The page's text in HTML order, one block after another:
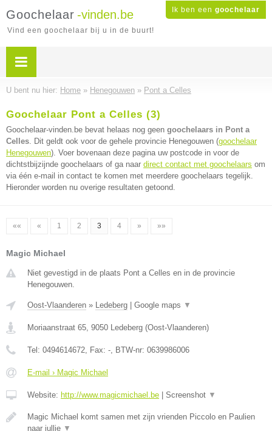
Ik ben een goochelaar
Goochelaar -vinden.be
Vind een goochelaar bij u in de buurt!
U bent nu hier: Home » Henegouwen » Pont a Celles
Goochelaar Pont a Celles (3)
Goochelaar-vinden.be bevat helaas nog geen goochelaars in Pont a
Celles. Dit geldt ook voor de gehele provincie Henegouwen (goochelaar
Henegouwen). Voer bovenaan deze pagina uw postcode in voor de
dichtstbijzijnde goochelaars of ga naar direct contact met goochelaars om
via één e-mail in contact te komen met meerdere goochelaars tegelijk.
Hieronder worden nu overige resultaten getoond.
«« « 1 2 3 4 » »»
Magic Michael
Niet gevestigd in de plaats Pont a Celles en in de provincie
Henegouwen.
Oost-Vlaanderen » Ledeberg Google maps ▼
Moriaanstraat 65, 9050 Ledeberg (Oost-Vlaanderen)
Tel: 0494614672, Fax: -, BTW-nr: 0639986006
E-mail › Magic Michael
Website: http://www.magicmichael.be Screenshot ▼
Magic Michael komt samen met zijn vrienden Piccolo en Paulien
naar jullie ▼